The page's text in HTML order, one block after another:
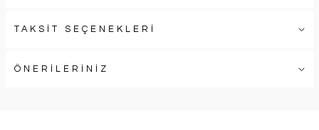
TAKSİT SEÇENEKLERİ
ÖNERİLERİNİZ